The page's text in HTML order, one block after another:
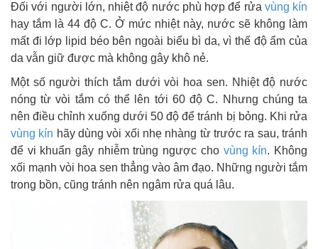
Đối với người lớn, nhiệt độ nước phù hợp để rửa vùng kín
hay tắm là 44 độ C. Ở mức nhiệt này, nước sẽ không làm
mất đi lớp lipid béo bên ngoài biểu bì da, vì thế độ ẩm của
da vẫn giữ được mà không gây khô nẻ.
Một số người thích tắm dưới vòi hoa sen. Nhiệt độ nước
nóng từ vòi tắm có thể lên tới 60 độ C. Nhưng chúng ta
nên điều chỉnh xuống dưới 50 độ để tránh bị bỏng. Khi rửa
vùng kín hãy dùng vòi xối nhẹ nhàng từ trước ra sau, tránh
để vi khuẩn gây nhiễm trùng ngược cho vùng kín. Không
xối mạnh vòi hoa sen thẳng vào âm đạo. Những người tắm
trong bồn, cũng tránh nên ngâm rửa quá lâu.